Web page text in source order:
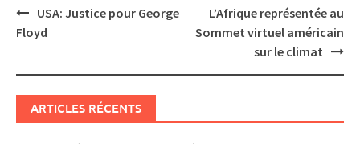
Post
navigation
USA: Justice pour George
Floyd
L’Afrique représentée au
Sommet virtuel américain
sur le climat
ARTICLES RÉCENTS